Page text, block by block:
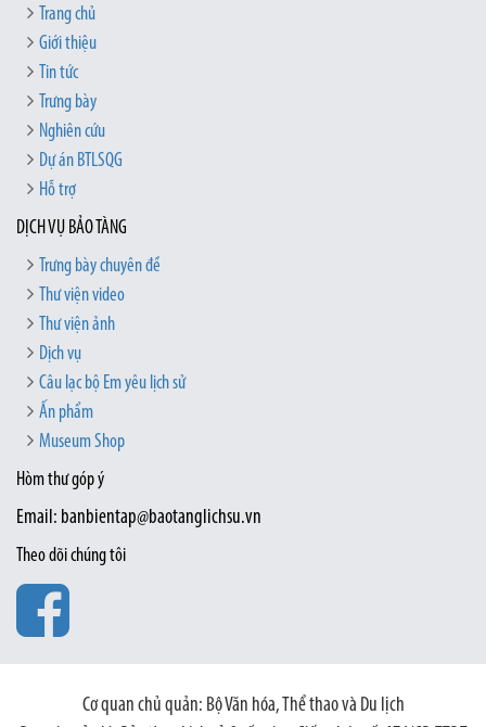
Trang chủ
Giới thiệu
Tin tức
Trưng bày
Nghiên cứu
Dự án BTLSQG
Hỗ trợ
DỊCH VỤ BẢO TÀNG
Trưng bày chuyên đề
Thư viện video
Thư viện ảnh
Dịch vụ
Câu lạc bộ Em yêu lịch sử
Ấn phẩm
Museum Shop
Hòm thư góp ý
Email: banbientap@baotanglichsu.vn
Theo dõi chúng tôi
Cơ quan chủ quản: Bộ Văn hóa, Thể thao và Du lịch